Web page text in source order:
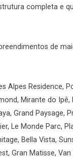
completa e
de
Alpes Residence,
Mirante do Ipê,
Grand Paysage,
Le Monde Parc,
Bella Vista,
Gran Matisse, Van